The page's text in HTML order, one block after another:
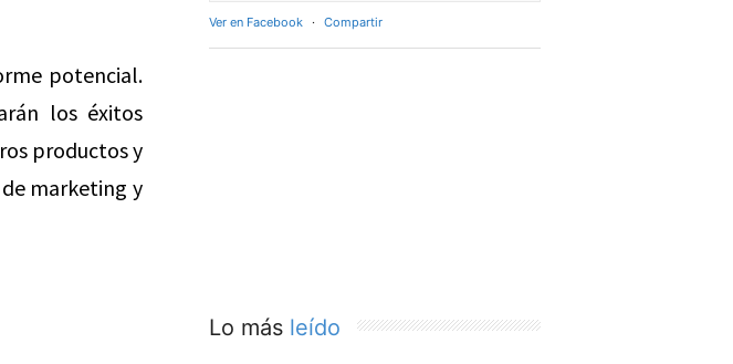
potencial.
los éxitos
productos y
marketing y
Ver en Facebook · Compartir
Lo más leído